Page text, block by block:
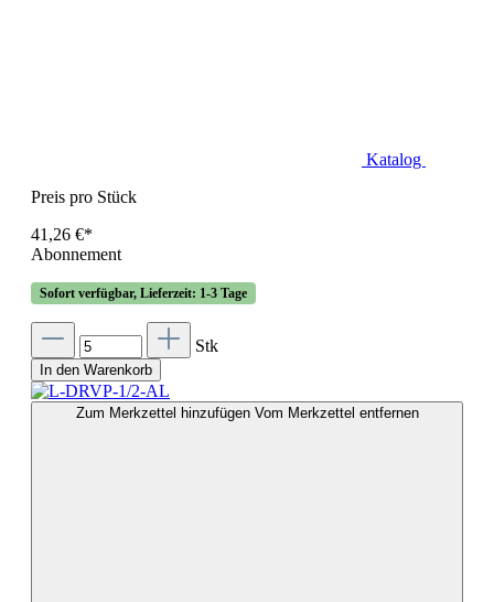
Katalog
Preis pro Stück
41,26 €*
Abonnement
Sofort verfügbar, Lieferzeit: 1-3 Tage
Stk
In den Warenkorb
Zum Merkzettel hinzufügen Vom Merkzettel entfernen